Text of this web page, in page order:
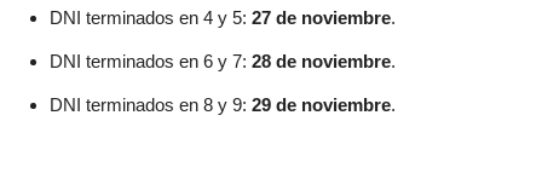
DNI terminados en 4 y 5: 27 de noviembre.
DNI terminados en 6 y 7: 28 de noviembre.
DNI terminados en 8 y 9: 29 de noviembre.